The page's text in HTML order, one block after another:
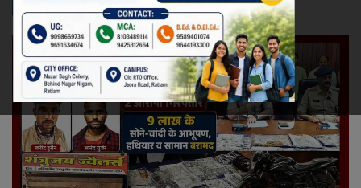
रेलवे
खेल
ज्योतिष
कला-साहित्य